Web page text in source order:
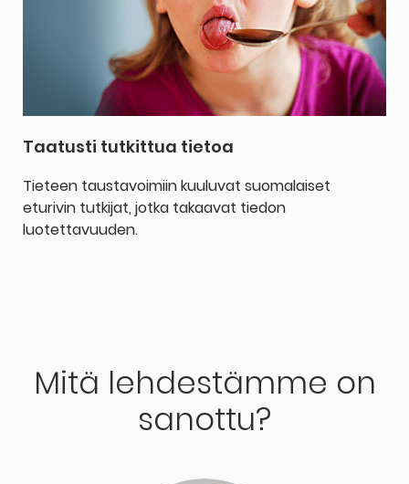
Taatusti tutkittua tietoa
Tieteen taustavoimiin kuuluvat suomalaiset
eturivin tutkijat, jotka takaavat tiedon
luotettavuuden.
Mitä lehdestämme on
sanottu?